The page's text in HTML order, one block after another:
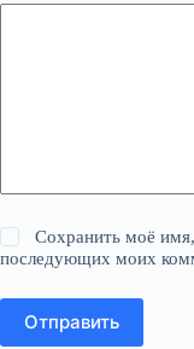
Сохранить моё
последующих моих
Отправить